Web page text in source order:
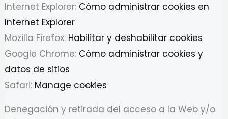
Internet Explorer: Cómo administrar cookies en
Internet Explorer
Mozilla Firefox: Habilitar y deshabilitar cookies
Google Chrome: Cómo administrar cookies y
datos de sitios
Safari: Manage cookies
Denegación y retirada del acceso a la Web y/o